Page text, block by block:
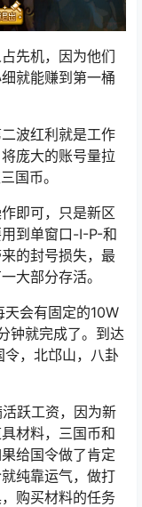
先机，因为他们
就能赚到第一桶
波红利就是工作
庞大的账号量拉
国币。
即可，只是新区
到单窗口-I-P-和
的封号损失，最
大部分存活。
会有固定的10W
钟就完成了。到达
，北邙山，八卦
跃工资，因为新
材料，三国币和
给国令做了肯定
纯靠运气，做打
购买材料的任务